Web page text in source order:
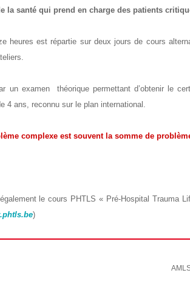
la santé qui prend en charge des patients
heures est répartie sur deux jours de cours
un examen théorique permettant d’obtenir le
4 ans, reconnu sur le plan international.
complexe est souvent la somme de
le cours PHTLS « Pré-Hospital Trauma
)